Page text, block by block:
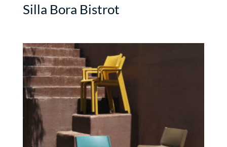
Silla Bora Bistrot